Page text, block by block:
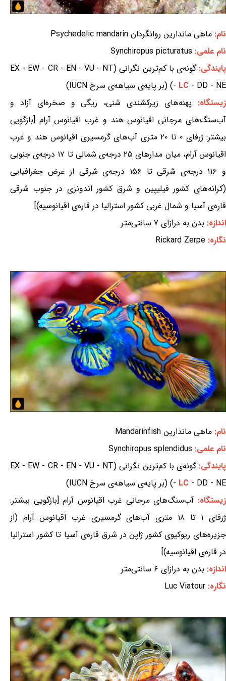
نام: ماهی ماندارین روانگردان Psychedelic mandarin
نام علمی: Synchiropus picturatus
پایندگی:
گونه‌ی با کم‌ترین نگرانی (EX - EW - CR - EN - VU - NT
- LC - DD - NE) (بر پایه‌ی سیاهه‌ی سرخ IUCN)
زیستگاه: پهنه‌های زیرکشندی شنی، ریگی و صخره‌ای آزاد و
آب‌سنگ‌های مرجانی اقیانوس هند و غرب اقیانوس آرام [بازگویی
بیشتر: ژرفای ۰ تا ۲۰ متری آب‌های گرمسیری اقیانوس هند و غرب
اقیانوس آرام، میان مدارهای ۲۵ درجه‌ی شمالی تا ۱۷ درجه‌ی جنوبی
و ۱۱۶ درجه‌ی شرقی تا ۱۵۶ درجه‌ی شرقی از عرض جغرافیایی
(کرانه‌های کشور فیلیپین و شرق کشور اندونزی در جنوب شرقی
قاره‌ی آسیا و شمال غربی کشور استرالیا در قاره‌ی اقیانوسیه)]
اندازه: بدن به درازای ۷ سانتی‌متر
نگاره: Rickard Zerpe
نام: ماهی ماندارین Mandarinfish
نام علمی: Synchiropus splendidus
پایندگی:
گونه‌ی با کم‌ترین نگرانی (EX - EW - CR - EN - VU - NT
- LC - DD - NE) (بر پایه‌ی سیاهه‌ی سرخ IUCN)
زیستگاه: آب‌سنگ‌های مرجانی غرب اقیانوس آرام [بازگویی بیشتر:
ژرفای ۱ تا ۱۸ متری آب‌های گرمسیری غرب اقیانوس آرام (از
جزیره‌های ریوکیوی کشور ژاپن در شرق قاره‌ی آسیا تا کشور استرالیا
در قاره‌ی اقیانوسیه)]
اندازه: بدن به درازای ۶ سانتی‌متر
نگاره: Luc Viatour